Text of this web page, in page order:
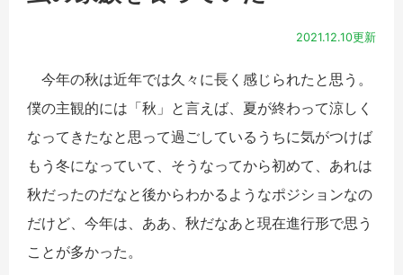
2021.12.10更新
今年の秋は近年では久々に長く感じられたと思う。
僕の主観的には「秋」と言えば、夏が終わって涼しく
なってきたなと思って過ごしているうちに気がつけば
もう冬になっていて、そうなってから初めて、あれは
秋だったのだなと後からわかるようなポジションなの
だけど、今年は、ああ、秋だなあと現在進行形で思う
ことが多かった。